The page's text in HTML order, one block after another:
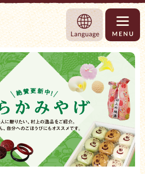
村上市観光情報総合サイト 村上市観光
Language